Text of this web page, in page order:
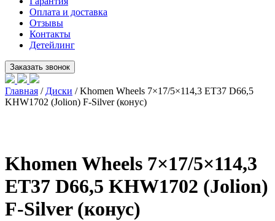
Оплата и доставка
Отзывы
Контакты
Детейлинг
Главная / Диски / Khomen Wheels 7×17/5×114,3 ET37 D66,5
KHW1702 (Jolion) F-Silver (конус)
Khomen Wheels 7×17/5×114,3
ET37 D66,5 KHW1702 (Jolion)
F-Silver (конус)